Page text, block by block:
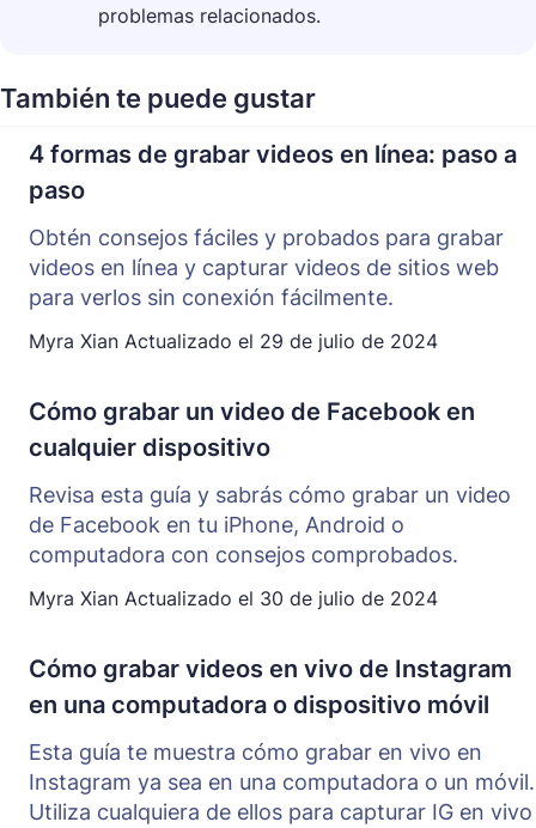
problemas relacionados.
También te puede gustar
4 formas de grabar videos en línea: paso a
paso
Obtén consejos fáciles y probados para grabar
videos en línea y capturar videos de sitios web
para verlos sin conexión fácilmente.
Myra Xian Actualizado el 29 de julio de 2024
Cómo grabar un video de Facebook en
cualquier dispositivo
Revisa esta guía y sabrás cómo grabar un video
de Facebook en tu iPhone, Android o
computadora con consejos comprobados.
Myra Xian Actualizado el 30 de julio de 2024
Cómo grabar videos en vivo de Instagram
en una computadora o dispositivo móvil
Esta guía te muestra cómo grabar en vivo en
Instagram ya sea en una computadora o un móvil.
Utiliza cualquiera de ellos para capturar IG en vivo